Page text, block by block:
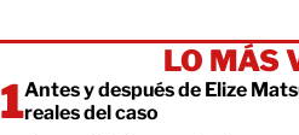
LO MÁS
Antes y después de Elize
reales del caso